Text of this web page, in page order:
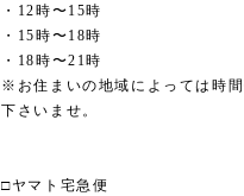
・12時〜15時
・15時〜18時
・18時〜21時
※お住まいの地域によっては時
下さいませ。
□ヤマト宅急便